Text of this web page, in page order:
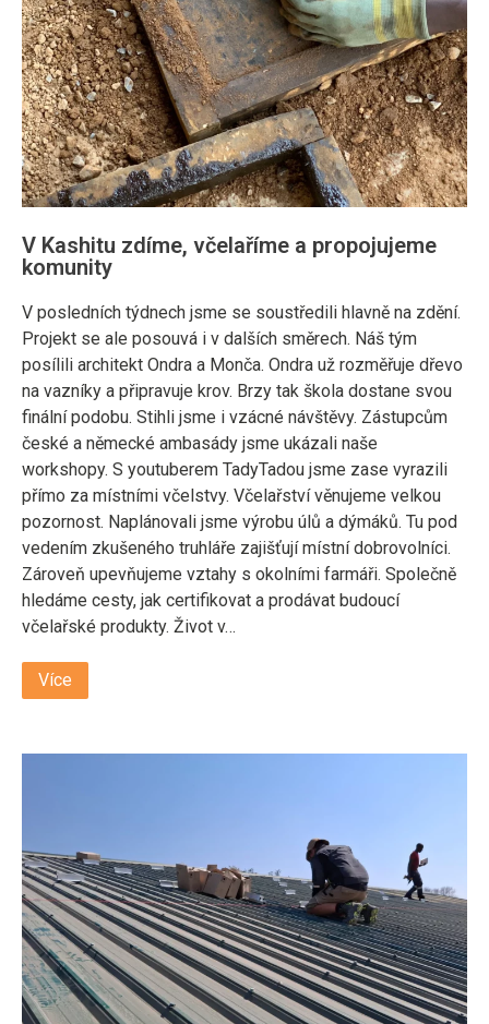
V Kashitu zdíme, včelaříme a propojujeme
komunity
V posledních týdnech jsme se soustředili hlavně na zdění.
Projekt se ale posouvá i v dalších směrech. Náš tým
posílili architekt Ondra a Monča. Ondra už rozměřuje dřevo
na vazníky a připravuje krov. Brzy tak škola dostane svou
finální podobu. Stihli jsme i vzácné návštěvy. Zástupcům
české a německé ambasády jsme ukázali naše
workshopy. S youtuberem TadyTadou jsme zase vyrazili
přímo za místními včelstvy. Včelařství věnujeme velkou
pozornost. Naplánovali jsme výrobu úlů a dýmáků. Tu pod
vedením zkušeného truhláře zajišťují místní dobrovolníci.
Zároveň upevňujeme vztahy s okolními farmáři. Společně
hledáme cesty, jak certifikovat a prodávat budoucí
včelařské produkty. Život v…
Více